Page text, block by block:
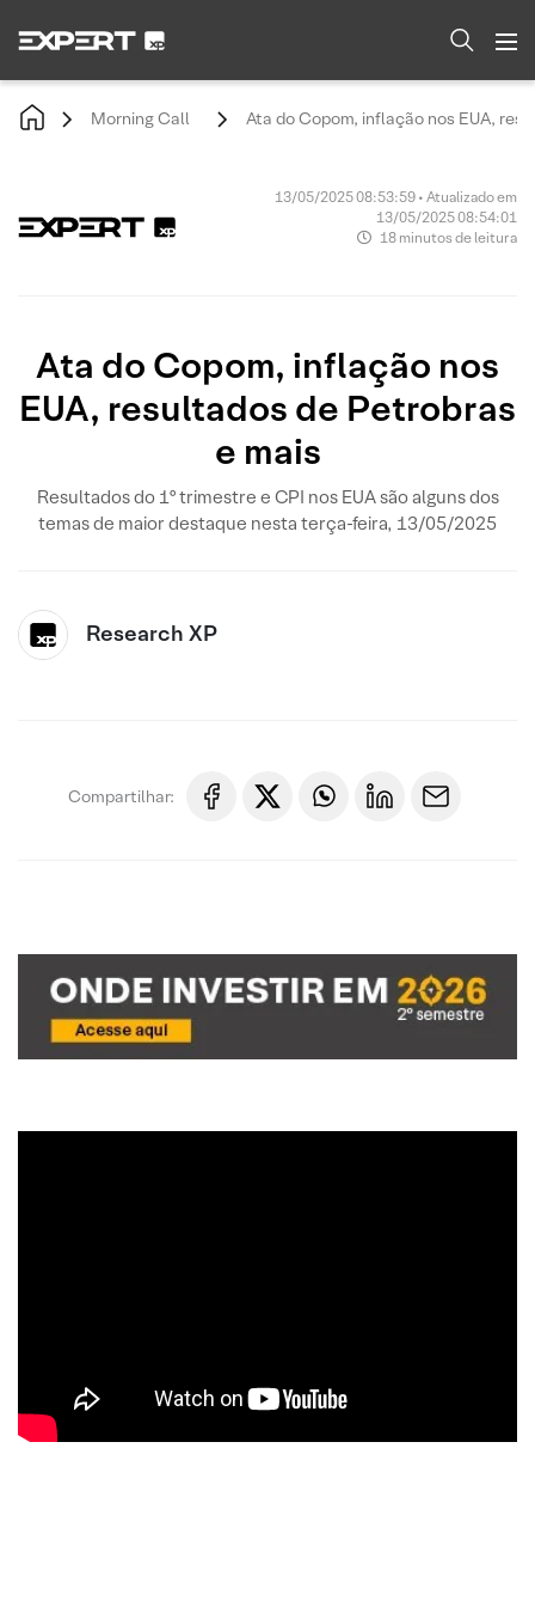
Morning Call Ata do Copom, inflação nos EUA,
13/05/2025 08:53:59 • Atualizado em
13/05/2025 08:54:01
18 minutos de leitura
Ata do Copom, inflação nos
EUA, resultados de Petrobras
e mais
Resultados do 1º trimestre e CPI nos EUA são alguns dos
temas de maior destaque nesta terça-feira, 13/05/2025
Research XP
Compartilhar: